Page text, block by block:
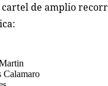
cartel de amplio
Calamaro